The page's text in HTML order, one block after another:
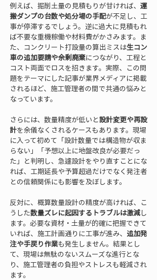
例えば、掘削土量の見積もりが甘ければ、 運
搬ダンプの台数や処分場の手配が不足し、工
事が停滞するでしょう。逆に過大に見積もれ
ば不要な重機稼働や材料費がかさみます。ま
た、コンクリート打設量の算出ミスは生コン
車の追加要請や余剰廃棄につながり、工程と
コスト両面でロスを招きます。実際、この問
題をテーマにした記事が業界メディアに掲載
されるほど、施工管理者の間で共通の悩みと
なっています。
さらには、数量精度が低いと設計変更や再設
計を余儀なくされるケースもあります。現場
に入って初めて「設計数量では構造物が収ま
らない」「予想以上に地盤改良が必要だっ
た」と判明し、急遽設計をやり直すことにな
れば、工期延長や予算超過だけでなく発注者
との信頼関係にも影響を及ぼします。
反対に、概算数量設計の精度が高ければ、こ
うした数量ズレに起因するトラブルは激減し
ます。必要な資材・土量が的確に把握できて
いれば、施工計画通りに工事が進み、 追加発
注や手戻り作業も発生しません。結果とし
て、現場は無駄のないスムーズな進行とな
り、施工管理者の負担やストレスも軽減され
ます。